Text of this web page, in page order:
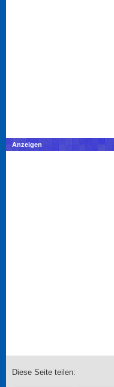
Anzeigen
Diese Seite teilen: